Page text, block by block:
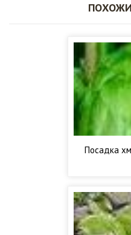
Посадка